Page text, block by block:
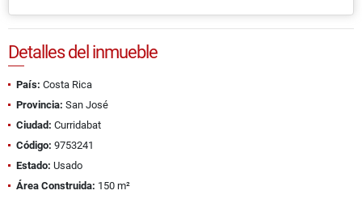
Detalles del inmueble
País: Costa Rica
Provincia: San José
Ciudad: Curridabat
Código: 9753241
Estado: Usado
Área Construida: 150 m²